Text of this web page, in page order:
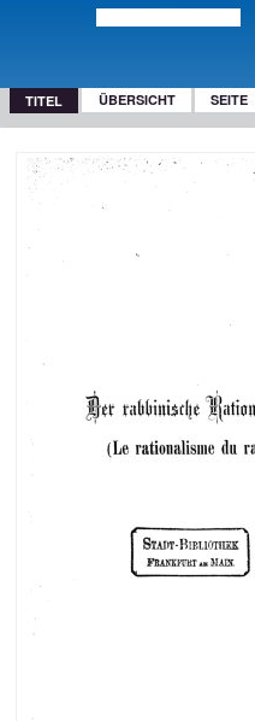
TITEL ÜBERSICHT SEITE